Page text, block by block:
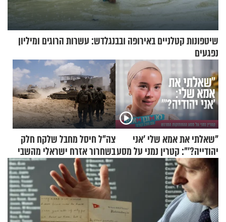
שיטפונות קטלניים באירופה ובבנגלדש: עשרות הרוגים ומיליון
נפגעים
"שאלתי את אמא שלי 'אני
יהודייה?'": קטרין נמני על מסע
ההתחזקות המרגש
צה"ל חיסל מחבל שלקח חלק
בשחרור אזרח ישראלי מהשבי